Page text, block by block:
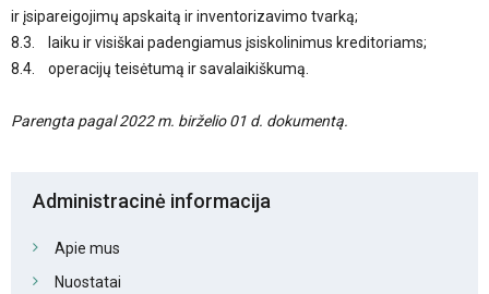
ir įsipareigojimų apskaitą ir inventorizavimo tvarką;
8.3. laiku ir visiškai padengiamus įsiskolinimus kreditoriams;
8.4. operacijų teisėtumą ir savalaikiškumą.
Parengta pagal 2022 m. birželio 01 d. dokumentą.
Administracinė informacija
Apie mus
Nuostatai